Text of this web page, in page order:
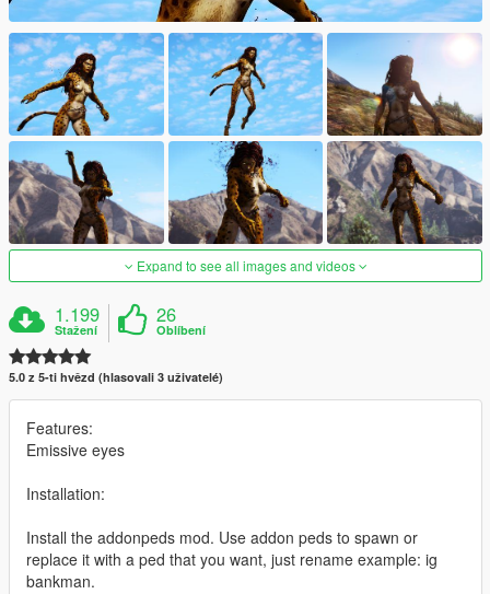
Expand to see all images and videos
1.199
Stažení
26
Oblíbení
5.0 z 5-ti hvězd (hlasovali 3 uživatelé)
Features:
Emissive eyes
Installation:
Install the addonpeds mod. Use addon peds to spawn or
replace it with a ped that you want, just rename example: ig
bankman.